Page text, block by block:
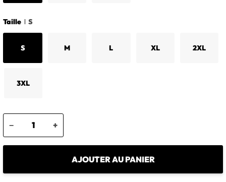
Taille S
S M L XL 2XL
3XL
− +
AJOUTER AU PANIER